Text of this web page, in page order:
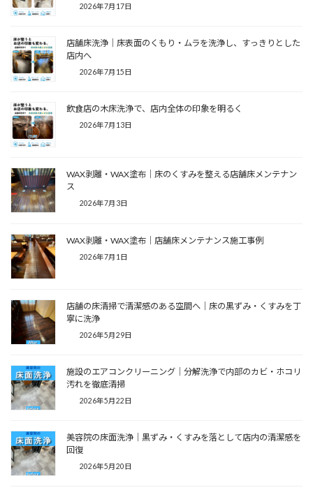
2026年7月17日
店舗床洗浄｜床表面のくもり・ムラを洗浄し、すっきりとした
店内へ
2026年7月15日
飲食店の木床洗浄で、店内全体の印象を明るく
2026年7月13日
WAX剥離・WAX塗布｜床のくすみを整える店舗床メンテナン
ス
2026年7月3日
WAX剥離・WAX塗布｜店舗床メンテナンス施工事例
2026年7月1日
店舗の床清掃で清潔感のある空間へ｜床の黒ずみ・くすみを丁
寧に洗浄
2026年5月29日
施設のエアコンクリーニング｜分解洗浄で内部のカビ・ホコリ
汚れを徹底清掃
2026年5月22日
美容院の床面洗浄｜黒ずみ・くすみを落として店内の清潔感を
回復
2026年5月20日